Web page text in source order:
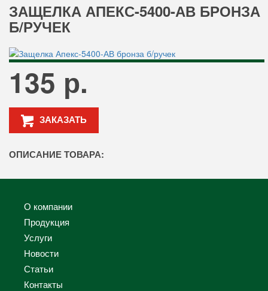
ЗАЩЕЛКА АПЕКС-5400-АВ БРОНЗА
Б/РУЧЕК
135 р.
ЗАКАЗАТЬ
ОПИСАНИЕ ТОВАРА:
О компании
Продукция
Услуги
Новости
Статьи
Контакты